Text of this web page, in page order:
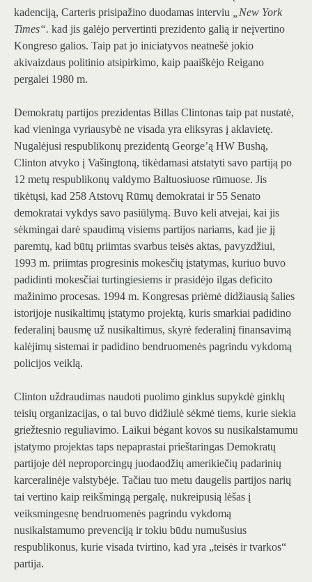
kadenciją, Carteris prisipažino duodamas interviu
„New York
Times“. kad jis galėjo pervertinti prezidento galią ir neįvertino
Kongreso galios. Taip pat jo iniciatyvos neatnešė jokio
akivaizdaus politinio atsipirkimo, kaip paaiškėjo Reigano
pergalei 1980 m.
Demokratų partijos prezidentas Billas Clintonas taip pat nustatė,
kad vieninga vyriausybė ne visada yra eliksyras į aklavietę.
Nugalėjusi respublikonų prezidentą George’ą HW Bushą,
Clinton atvyko į Vašingtoną, tikėdamasi atstatyti savo partiją po
12 metų respublikonų valdymo Baltuosiuose rūmuose. Jis
tikėtųsi, kad 258 Atstovų Rūmų demokratai ir 55 Senato
demokratai vykdys savo pasiūlymą. Buvo keli atvejai, kai jis
sėkmingai darė spaudimą visiems partijos nariams, kad jie jį
paremtų, kad būtų priimtas svarbus teisės aktas, pavyzdžiui,
1993 m. priimtas progresinis mokesčių įstatymas, kuriuo buvo
padidinti mokesčiai turtingiesiems ir prasidėjo ilgas deficito
mažinimo procesas. 1994 m. Kongresas priėmė didžiausią šalies
istorijoje nusikaltimų įstatymo projektą, kuris smarkiai padidino
federalinį bausmę už nusikaltimus, skyrė federalinį finansavimą
kalėjimų sistemai ir padidino bendruomenės pagrindu vykdomą
policijos veiklą.
Clinton uždraudimas naudoti puolimo ginklus supykdė ginklų
teisių organizacijas, o tai buvo didžiulė sėkmė tiems, kurie siekia
griežtesnio reguliavimo. Laikui bėgant kovos su nusikalstamumu
įstatymo projektas taps nepaprastai prieštaringas Demokratų
partijoje dėl neproporcingų juodaodžių amerikiečių padarinių
karceralinėje valstybėje. Tačiau tuo metu daugelis partijos narių
tai vertino kaip reikšmingą pergalę, nukreipusią lėšas į
veiksmingesnę bendruomenės pagrindu vykdomą
nusikalstamumo prevenciją ir tokiu būdu numušusius
respublikonus, kurie visada tvirtino, kad yra „teisės ir tvarkos“
partija.